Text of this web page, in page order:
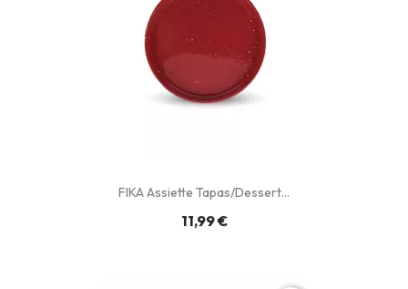
FIKA Assiette Tapas/Dessert...
11,99 €